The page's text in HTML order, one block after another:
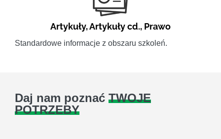
Artykuły,Artykuły cd., Prawo
Standardowe informacje z obszaru szkoleń.
Daj nam poznać TWOJE
POTRZEBY